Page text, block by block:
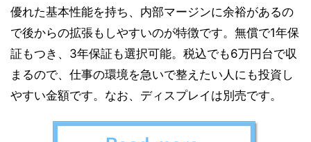
優れた基本性能を持ち、内部マージンに余裕があるの
で後からの拡張もしやすいのが特徴です。無償で1年保
証もつき、3年保証も選択可能。税込でも6万円台で収
まるので、仕事の環境を急いで整えたい人にも投資し
やすい金額です。なお、ディスプレイは別売です。